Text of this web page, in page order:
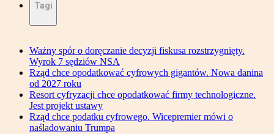
Tagi
Ważny spór o doręczanie decyzji fiskusa rozstrzygnięty.
Wyrok 7 sędziów NSA
Rząd chce opodatkować cyfrowych gigantów. Nowa danina
od 2027 roku
Resort cyfryzacji chce opodatkować firmy technologiczne.
Jest projekt ustawy
Rząd chce podatku cyfrowego. Wicepremier mówi o
naśladowaniu Trumpa